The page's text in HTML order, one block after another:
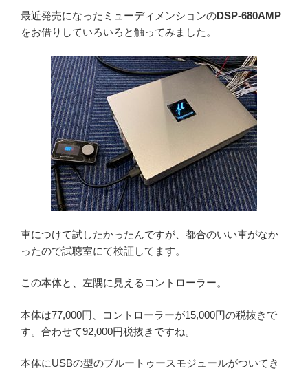
最近発売になったミューディメンションのDSP-680AMP
をお借りしていろいろと触ってみました。
車につけて試したかったんですが、都合のいい車がなか
ったので試聴室にて検証してます。
この本体と、左隅に見えるコントローラー。
本体は77,000円、コントローラーが15,000円の税抜きで
す。合わせて92,000円税抜きですね。
本体にUSBの型のブルートゥースモジュールがついてき